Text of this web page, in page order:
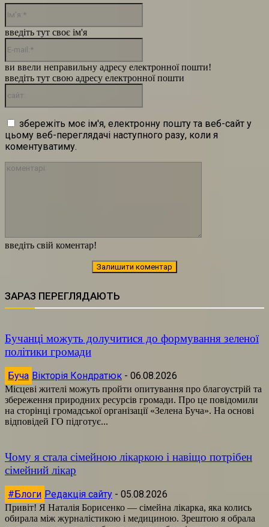
введіть свій коментар!
введіть тут своє ім'я
ви ввели неправильну адресу електронної пошти!
введіть тут свою адресу електронної пошти
збережіть моє ім'я, електронну пошту та веб-сайт у
цьому веб-переглядачі наступного разу, коли я
коментуватиму.
ЗАРАЗ ПЕРЕГЛЯДАЮТЬ
Бучанці можуть долучитися до формування зеленої
політики громади
Буча Вікторія Кондратюк - 06.08.2026
Місцеві жителі можуть пройти опитування про благоустрій та
збереження природних ресурсів громади. Про це повідомили
на сторінці громадської організації «Зелена Буча». На основі
відповідей ГО підготує...
Чому я стала сімейною лікаркою і навіщо потрібен
сімейний лікар
#Блоги Редакція сайту - 05.08.2026
Привіт! Я Наталія Борисенко — сімейна лікарка, яка колись
обирала між журналістикою і медициною. Зрештою я обрала